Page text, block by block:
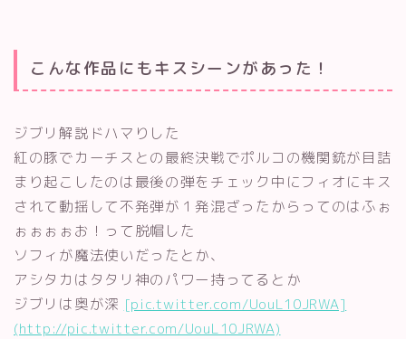
こんな作品にもキスシーンがあった！
ジブリ解説ドハマりした
紅の豚でカーチスとの最終決戦でポルコの機関銃が目詰
まり起こしたのは最後の弾をチェック中にフィオにキス
されて動揺して不発弾が１発混ざったからってのはふぉ
ぉぉぉぉお！って脱帽した
ソフィが魔法使いだったとか、
アシタカはタタリ神のパワー持ってるとか
ジブリは奥が深 [pic.twitter.com/UouL10JRWA]
(http://pic.twitter.com/UouL10JRWA)